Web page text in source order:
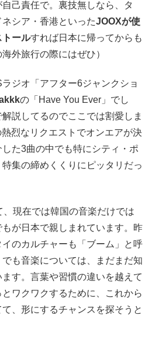
己責任で。裏技無しなら、タ
シア・香港といったJOOXが使
トールすれば日本に帰ってからも
外旅行の際にはぜひ）
ジオ「アフター6ジャンクショ
の「Have You Ever」でし
解説してるのでここでは割愛しま
烈なリクエストでオンエアが決
た3曲の中でも特にシティ・ポ
集の締めくくりにピッタリだっ
現在では韓国の音楽だけでは
が日本で親しまれています。昨
のカルチャーも「ブーム」と呼
も音楽については、まだまだ知
す。言葉や習慣の違いを越えて
ワクワクするために、これから
、形にするチャンスを探そうと